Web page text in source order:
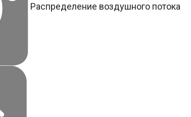
Распределение воздушного потока